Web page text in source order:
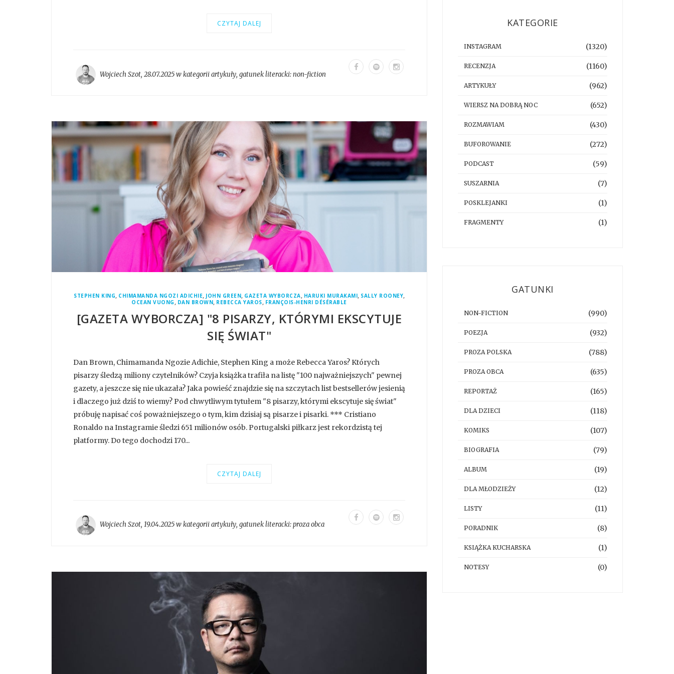
CZYTAJ DALEJ
Wojciech Szot, 28.07.2025 w kategoriiartykuły, gatunek literacki:non-fiction
STEPHEN KING, CHIMAMANDA NGOZI ADICHIE, JOHN GREEN, GAZETA WYBORCZA, HARUKI MURAKAMI, SALLY ROONEY,
OCEAN VUONG , DAN BROWN, REBECCA YAROS, FRANÇOIS-HENRI DÉSÉRABLE
[GAZETA WYBORCZA] "8 PISARZY, KTÓRYMI EKSCYTUJE
SIĘ ŚWIAT"
Dan Brown, Chimamanda Ngozie Adichie, Stephen King a może Rebecca Yaros? Których
pisarzy śledzą miliony czytelników? Czyja książka trafiła na listę "100 najważniejszych" pewnej
gazety, a jeszcze się nie ukazała? Jaka powieść znajdzie się na szczytach list bestsellerów jesienią
i dlaczego już dziś to wiemy? Pod chwytliwym tytułem "8 pisarzy, którymi ekscytuje się świat"
próbuję napisać coś poważniejszego o tym, kim dzisiaj są pisarze i pisarki. *** Cristiano
Ronaldo na Instagramie śledzi 651 milionów osób. Portugalski piłkarz jest rekordzistą tej
platformy. Do tego dochodzi 170...
CZYTAJ DALEJ
Wojciech Szot, 19.04.2025 w kategoriiartykuły, gatunek literacki:proza obca
KATEGORIE
INSTAGRAM (1320)
RECENZJA (1160)
ARTYKUŁY (962)
WIERSZ NA DOBRĄ NOC (652)
ROZMAWIAM (430)
BUFOROWANIE (272)
PODCAST (59)
SUSZARNIA (7)
POSKLEJANKI (1)
FRAGMENTY (1)
GATUNKI
NON-FICTION (990)
POEZJA (932)
PROZA POLSKA (788)
PROZA OBCA (635)
REPORTAŻ (165)
DLA DZIECI (118)
KOMIKS (107)
BIOGRAFIA (79)
ALBUM (19)
DLA MŁODZIEŻY (12)
LISTY (11)
PORADNIK (8)
KSIĄŻKA KUCHARSKA (1)
NOTESY (0)